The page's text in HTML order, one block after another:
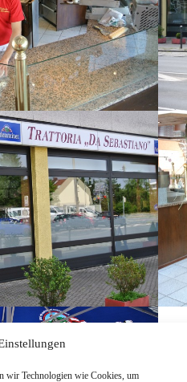
wir Technologien wie Cookies, um